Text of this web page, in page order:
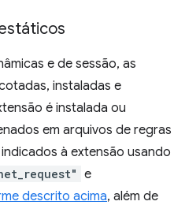
e de sessão, as
instaladas e
é instalada ou
em arquivos de regras
à extensão usando
e
descrito acima, além de